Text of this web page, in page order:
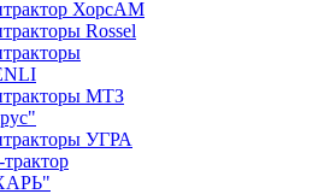
ХорсАМ
Rossel
МТЗ
УГРА